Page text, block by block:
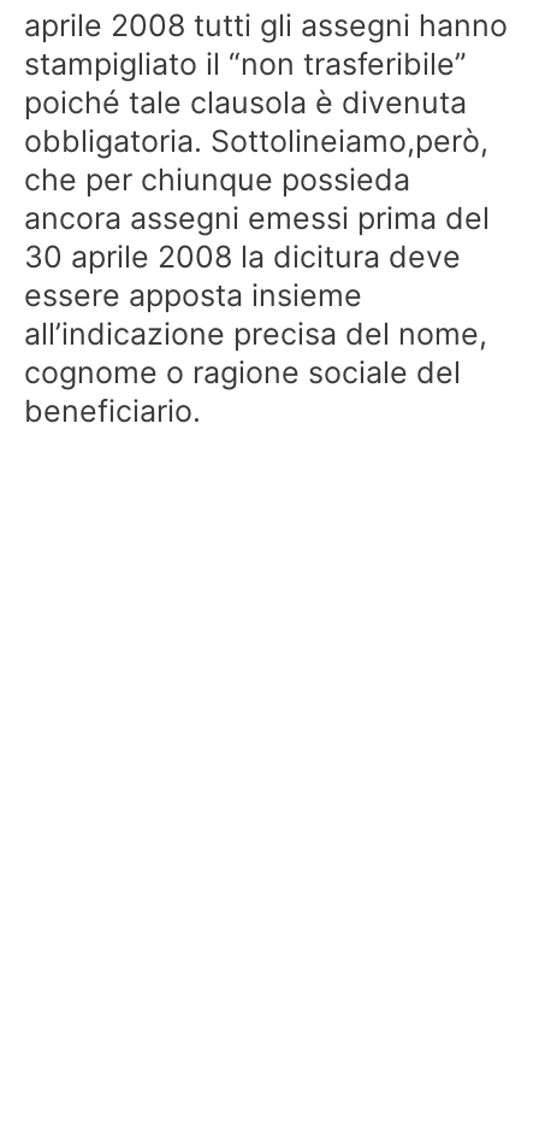
aprile 2008 tutti gli assegni hanno
stampigliato il “non trasferibile”
poiché tale clausola è divenuta
obbligatoria. Sottolineiamo,però,
che per chiunque possieda
ancora assegni emessi prima del
30 aprile 2008 la dicitura deve
essere apposta insieme
all’indicazione precisa del nome,
cognome o ragione sociale del
beneficiario.